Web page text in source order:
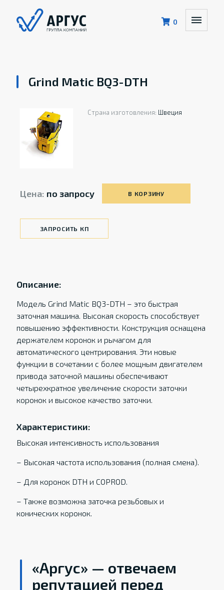
0
Grind Matic BQ3-DTH
Страна изготовления: Швеция
Цена: по запросу В КОРЗИНУ
ЗАПРОСИТЬ КП
Описание:
Модель Grind Matic BQ3-DTH – это быстрая
заточная машина. Высокая скорость способствует
повышению эффективности. Конструкция оснащена
держателем коронок и рычагом для
автоматического центрирования. Эти новые
функции в сочетании с более мощным двигателем
привода заточной машины обеспечивают
четырехкратное увеличение скорости заточки
коронок и высокое качество заточки.
Характеристики:
Высокая интенсивность использования
– Высокая частота использования (полная смена).
– Для коронок DTH и COPROD.
– Также возможна заточка резьбовых и
конических коронок.
«Аргус» — отвечаем
репутацией перед